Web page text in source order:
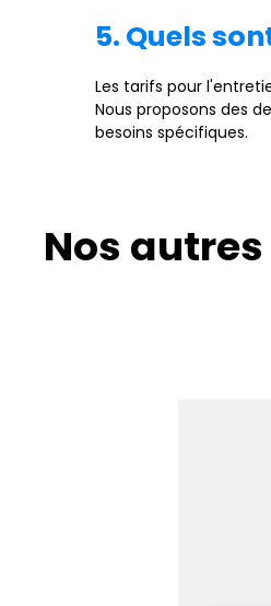
5. Quels
Les tarifs pour
Nous proposons des
besoins spécifiques.
Nos